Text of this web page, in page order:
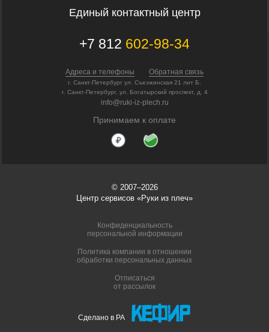
Единый контактный центр
+7 812 602-98-34
Адреса и телефоны Обратная связь
г. Санкт-Петербург ул. Съезжинская 21 лит Б.
г. Санкт-Петербург, ул. Богатырский проспект, д. 4
info@ruki-iz-plech.ru
Принимаем к оплате
© 2007–2026
Центр сервисов «Руки из плеч»
Конфиденциальность
персональной информации
Политика компании в отношении
обработки персональных данных
Отписаться
от рассылок
Сделано в РА